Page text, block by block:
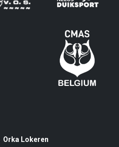
Orka Lokeren